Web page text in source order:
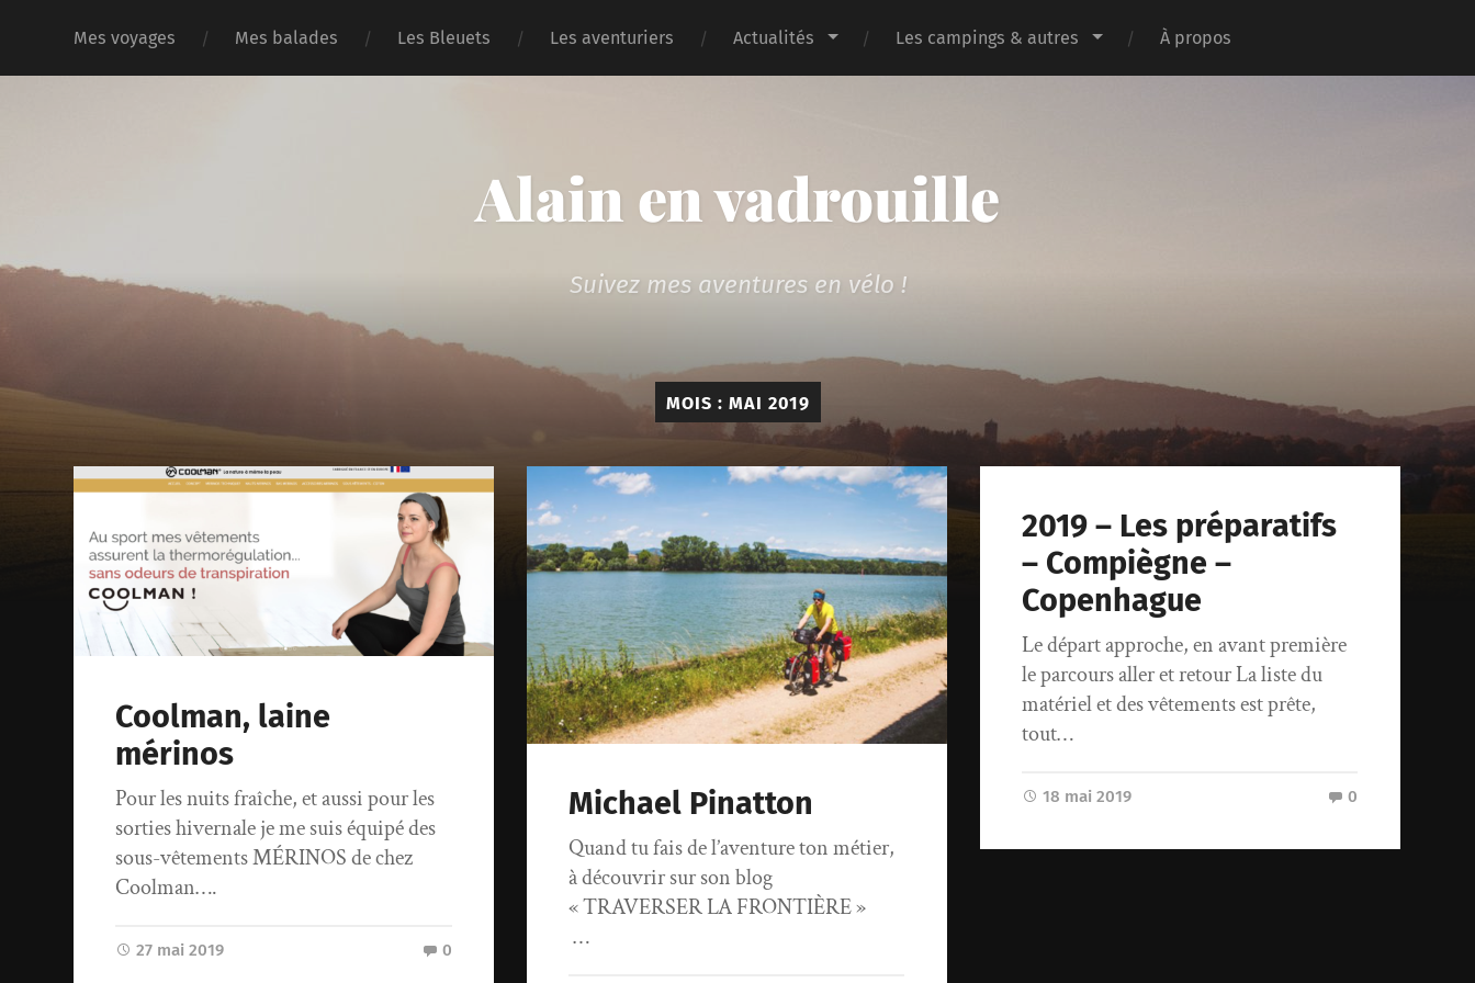
Mes voyages Mes balades Les Bleuets Les aventuriers Actualités Les campings & autres À propos
Alain en vadrouille
Suivez mes aventures en vélo !
MOIS : MAI 2019
Coolman, laine
mérinos
Pour les nuits fraîche, et aussi pour les
sorties hivernale je me suis équipé des
sous-vêtements MÉRINOS de chez
Coolman….
27 mai 2019 0
Michael Pinatton
Quand tu fais de l’aventure ton métier,
à découvrir sur son blog
« TRAVERSER LA FRONTIÈRE »
…
2019 – Les préparatifs
– Compiègne –
Copenhague
Le départ approche, en avant première
le parcours aller et retour La liste du
matériel et des vêtements est prête,
tout…
18 mai 2019 0